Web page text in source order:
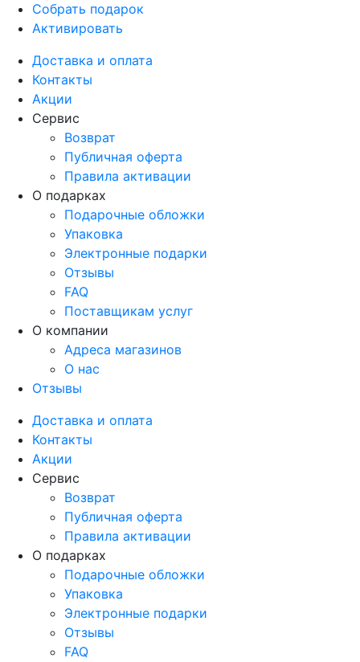
Собрать подарок
Активировать
Доставка и оплата
Контакты
Акции
Сервис
Возврат
Публичная оферта
Правила активации
О подарках
Подарочные обложки
Упаковка
Электронные подарки
Отзывы
FAQ
Поставщикам услуг
О компании
Адреса магазинов
О нас
Отзывы
Доставка и оплата
Контакты
Акции
Сервис
Возврат
Публичная оферта
Правила активации
О подарках
Подарочные обложки
Упаковка
Электронные подарки
Отзывы
FAQ